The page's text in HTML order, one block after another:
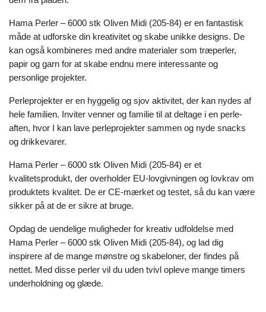
Hama Perler – 6000 stk Oliven Midi (205-84) er en fantastisk
måde at udforske din kreativitet og skabe unikke designs. De
kan også kombineres med andre materialer som træperler,
papir og garn for at skabe endnu mere interessante og
personlige projekter.
Perleprojekter er en hyggelig og sjov aktivitet, der kan nydes af
hele familien. Inviter venner og familie til at deltage i en perle-
aften, hvor I kan lave perleprojekter sammen og nyde snacks
og drikkevarer.
Hama Perler – 6000 stk Oliven Midi (205-84) er et
kvalitetsprodukt, der overholder EU-lovgivningen og lovkrav om
produktets kvalitet. De er CE-mærket og testet, så du kan være
sikker på at de er sikre at bruge.
Opdag de uendelige muligheder for kreativ udfoldelse med
Hama Perler – 6000 stk Oliven Midi (205-84), og lad dig
inspirere af de mange mønstre og skabeloner, der findes på
nettet. Med disse perler vil du uden tvivl opleve mange timers
underholdning og glæde.